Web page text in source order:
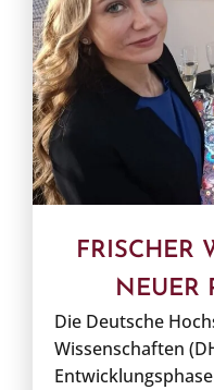
FRISCHER
NEUER
Die Deutsche
Wissenschaften